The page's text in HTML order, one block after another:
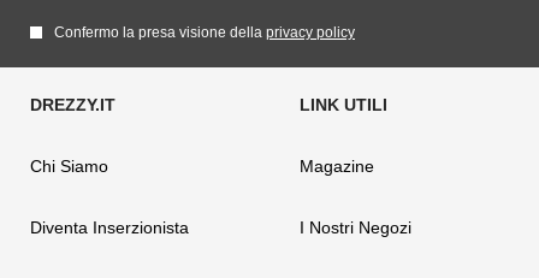
Confermo la presa visione della privacy policy
Chi Siamo
Diventa Inserzionista
Magazine
I Nostri Negozi